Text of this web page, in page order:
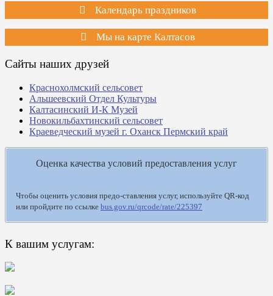
Календарь праздников
Мы на карте Калтасов
Сайты наших друзей
Краснохолмский сельсовет
Альшеевский Отдел Культуры
Калтасинский И-К Музей
Новокильбахтинский сельсовет
Краеведческий музей г. Оханск Пермский край
Оценка качества условий предоставления услуг
Чтобы оценить условия предо-ставления услуг, используйте QR-код
или пройдите по ссылке bus.gov.ru/qrcode/rate/225397
К вашим услугам: